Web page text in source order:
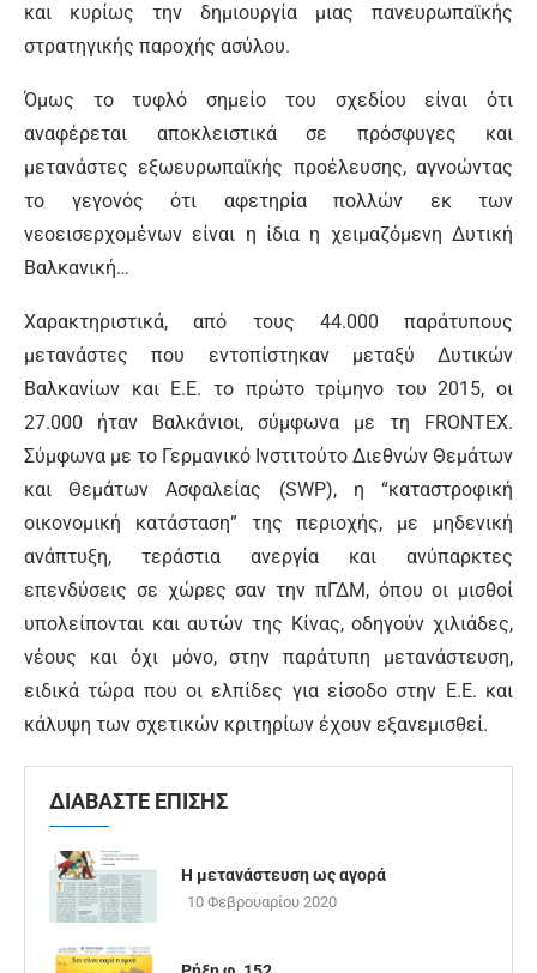
και κυρίως την δημιουργία μιας πανευρωπαϊκής
στρατηγικής παροχής ασύλου.
Όμως το τυφλό σημείο του σχεδίου είναι ότι
αναφέρεται αποκλειστικά σε πρόσφυγες και
μετανάστες εξωευρωπαϊκής προέλευσης, αγνοώντας
το γεγονός ότι αφετηρία πολλών εκ των
νεοεισερχομένων είναι η ίδια η χειμαζόμενη Δυτική
Βαλκανική…
Χαρακτηριστικά, από τους 44.000 παράτυπους
μετανάστες που εντοπίστηκαν μεταξύ Δυτικών
Βαλκανίων και Ε.Ε. το πρώτο τρίμηνο του 2015, οι
27.000 ήταν Βαλκάνιοι, σύμφωνα με τη FRONTEX.
Σύμφωνα με το Γερμανικό Ινστιτούτο Διεθνών Θεμάτων
και Θεμάτων Ασφαλείας (SWP), η “καταστροφική
οικονομική κατάσταση” της περιοχής, με μηδενική
ανάπτυξη, τεράστια ανεργία και ανύπαρκτες
επενδύσεις σε χώρες σαν την πΓΔΜ, όπου οι μισθοί
υπολείπονται και αυτών της Κίνας, οδηγούν χιλιάδες,
νέους και όχι μόνο, στην παράτυπη μετανάστευση,
ειδικά τώρα που οι ελπίδες για είσοδο στην Ε.Ε. και
κάλυψη των σχετικών κριτηρίων έχουν εξανεμισθεί.
ΔΙΑΒΑΣΤΕ ΕΠΙΣΗΣ
Η μετανάστευση ως αγορά
10 Φεβρουαρίου 2020